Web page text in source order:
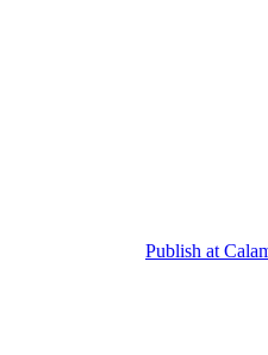
Publish at